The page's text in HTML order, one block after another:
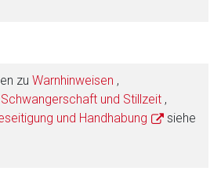
zu Warnhinweisen ,
Schwangerschaft und Stillzeit ,
und Handhabung
siehe